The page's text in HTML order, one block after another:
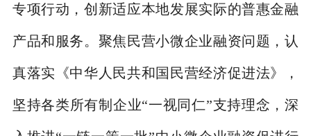
专项行动，创新适应本地发展实际的普惠金融
产品和服务。聚焦民营小微企业融资问题，认
真落实《中华人民共和国民营经济促进法》，
坚持各类所有制企业“一视同仁”支持理念，深